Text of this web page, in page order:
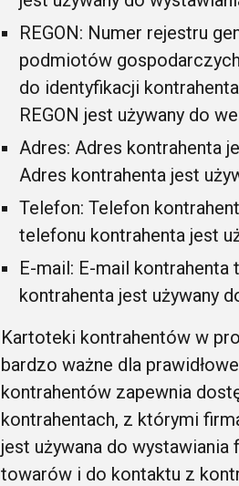
REGON: Numer rejestru
podmiotów
do identyfikacji
REGON jest używany do
Adres: Adres kontrahenta
Adres kontrahenta jest
Telefon: Telefon
telefonu kontrahenta jest
E-mail: E-mail
kontrahenta jest używany
Kartoteki kontrahentów w
bardzo ważne dla
kontrahentów zapewnia
kontrahentach, z którymi
jest używana do wystawiania
towarów i do kontaktu z